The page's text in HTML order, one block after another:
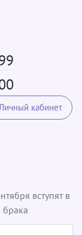
кабинет
вступят в
брака